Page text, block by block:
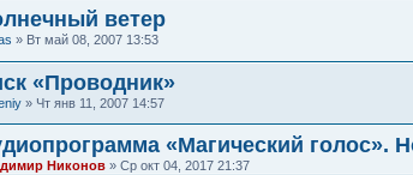
ветер
» Вт май 08, 2007 13:53
«Проводник»
» Чт янв 11, 2007 14:57
«Магический голос».
Никонов » Ср окт 04, 2017 21:37